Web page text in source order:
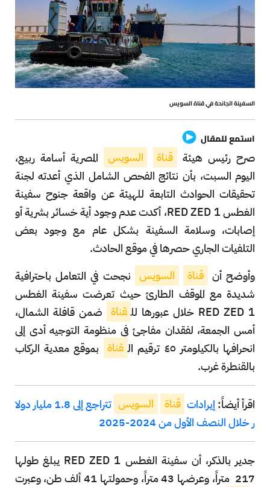
السفينة الجانحة في قناة السويس
استمع للمقال
صرح رئيس هيئة قناة السويس
المصرية أسامة ربيع،
اليوم السبت، بأن نتائج الفحص الشامل الذي أعدته لجنة
تحقيقات الحوادث التابعة للهيئة عن واقعة جنوح سفينة
الغطس RED ZED 1، أكدت عدم وجود أية خسائر بشرية أو
إصابات، وسلامة السفينة بشكل عام مع وجود بعض
التلفيات الجاري حصرها في موقع الحادث.
وأوضح أن قناة السويس نجحت في التعامل باحترافية
شديدة مع الموقف الطارئ حيث تعرضت سفينة الغطس
RED ZED 1 خلال عبورها لل
قناة ضمن قافلة الشمال،
أمس الجمعة، لفقدان مفاجئ في منظومة التوجيه أدى إلى
انحرافها بالكيلومتر ٤٥ ترقيم ال
قناة بموقع معدية الركاب
بالقنطرة غرب.
اقرأ أيضاً: إيرادات قناة السويس
تتراجع إلى 1.8 مليار دولا
ر خلال النصف الأول من 2024-2025
جدير بالذكر، أن سفينة الغطس RED ZED 1 يبلغ طولها
217
متراً، وعرضها 43 متراً، وحمولتها 41 ألف طن، وعبرت